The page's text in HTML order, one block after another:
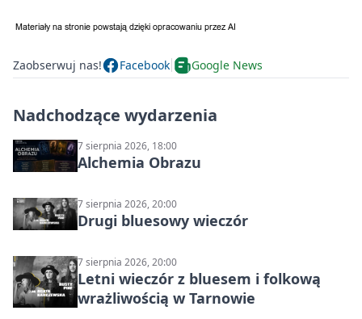
Zaobserwuj nas! Facebook Google News
Nadchodzące wydarzenia
7 sierpnia 2026, 18:00
Alchemia Obrazu
7 sierpnia 2026, 20:00
Drugi bluesowy wieczór
7 sierpnia 2026, 20:00
Letni wieczór z bluesem i folkową
wrażliwością w Tarnowie